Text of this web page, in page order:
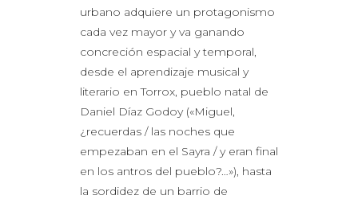
urbano adquiere un protagonismo
cada vez mayor y va ganando
concreción espacial y temporal,
desde el aprendizaje musical y
literario en Torrox, pueblo natal de
Daniel Díaz Godoy («Miguel,
¿recuerdas / las noches que
empezaban en el Sayra / y eran final
en los antros del pueblo?…»), hasta
la sordidez de un barrio de